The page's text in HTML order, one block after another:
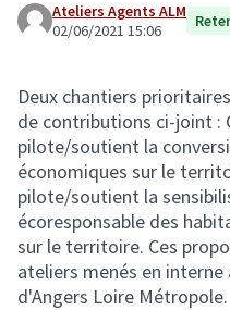
Ateliers Agents ALM
02/06/2021 15:06
Deux chantiers
de contributions ci-joint :
pilote/soutient la
économiques sur le
pilote/soutient la
écoresponsable des
sur le territoire. Ces
ateliers menés en
d'Angers Loire Métropole.